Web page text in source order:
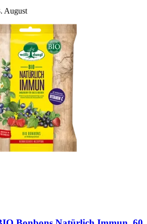
August